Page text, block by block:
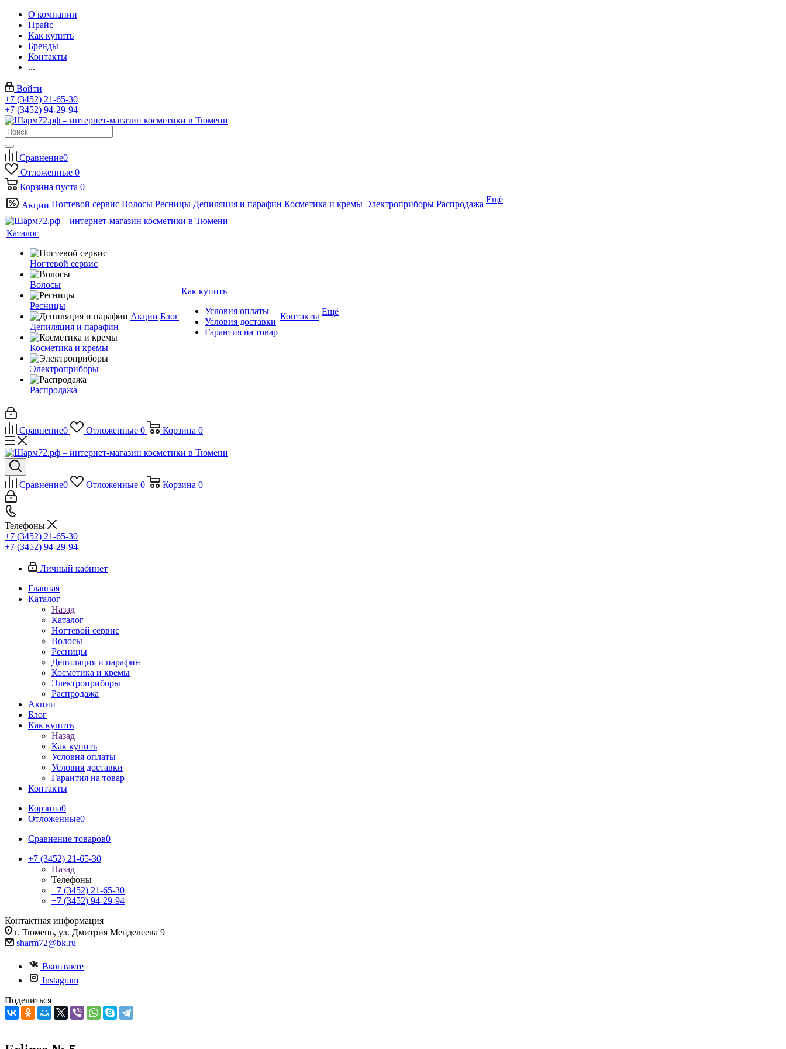
О компании
Прайс
Как купить
Бренды
Контакты
...
Войти
+7 (3452) 21-65-30
+7 (3452) 94-29-94
Сравнение0
Отложенные 0
Корзина пуста 0
Акции Ногтевой сервис Волосы Ресницы Депиляция и парафин Косметика и кремы Электроприборы Распродажа Ещё
Каталог
Ногтевой сервис
Волосы
Ресницы
Депиляция и парафин
Косметика и кремы
Электроприборы
Распродажа
Акции Блог
Как купить
Условия оплаты
Условия доставки
Гарантия на товар
Контакты Ещё
Сравнение0 Отложенные 0 Корзина 0
Сравнение0 Отложенные 0 Корзина 0
Телефоны
+7 (3452) 21-65-30
+7 (3452) 94-29-94
Личный кабинет
Главная
Каталог
Назад
Каталог
Ногтевой сервис
Волосы
Ресницы
Депиляция и парафин
Косметика и кремы
Электроприборы
Распродажа
Акции
Блог
Как купить
Назад
Как купить
Условия оплаты
Условия доставки
Гарантия на товар
Контакты
Корзина0
Отложенные0
Сравнение товаров0
+7 (3452) 21-65-30
Назад
Телефоны
+7 (3452) 21-65-30
+7 (3452) 94-29-94
Контактная информация
г. Тюмень, ул. Дмитрия Менделеева 9
sharm72@bk.ru
Вконтакте
Instagram
Поделиться